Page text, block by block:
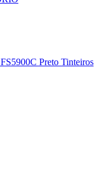
Preto Tinteiros